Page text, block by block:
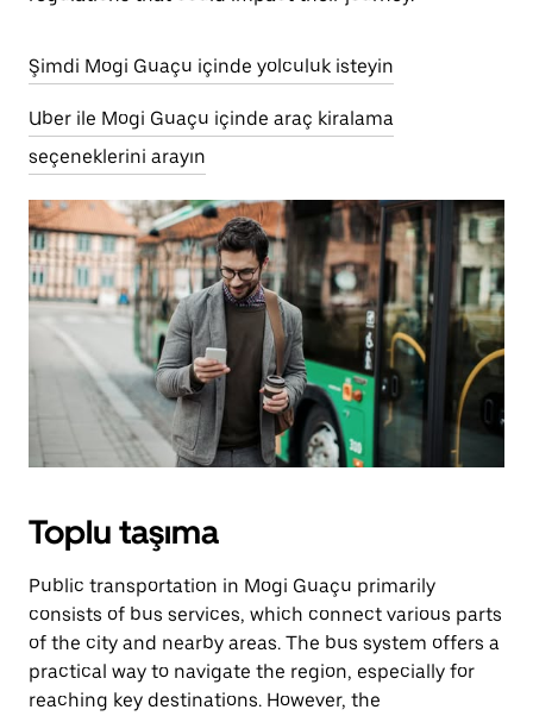
Şimdi Mogi Guaçu içinde yolculuk isteyin
Uber ile Mogi Guaçu içinde araç kiralama
seçeneklerini arayın
Toplu taşıma
Public transportation in Mogi Guaçu primarily
consists of bus services, which connect various parts
of the city and nearby areas. The bus system offers a
practical way to navigate the region, especially for
reaching key destinations. However, the